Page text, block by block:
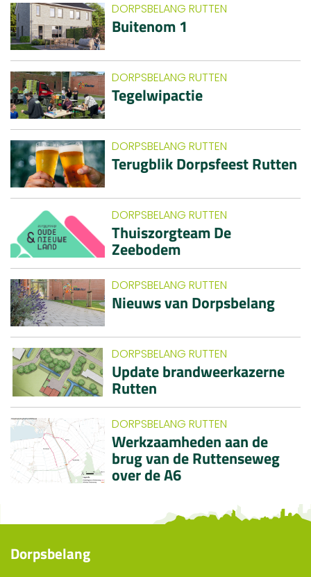
DORPSBELANG RUTTEN
Buitenom 1
DORPSBELANG RUTTEN
Tegelwipactie
DORPSBELANG RUTTEN
Terugblik Dorpsfeest Rutten
DORPSBELANG RUTTEN
Thuiszorgteam De
Zeebodem
DORPSBELANG RUTTEN
Nieuws van Dorpsbelang
DORPSBELANG RUTTEN
Update brandweerkazerne
Rutten
DORPSBELANG RUTTEN
Werkzaamheden aan de
brug van de Ruttenseweg
over de A6
Dorpsbelang